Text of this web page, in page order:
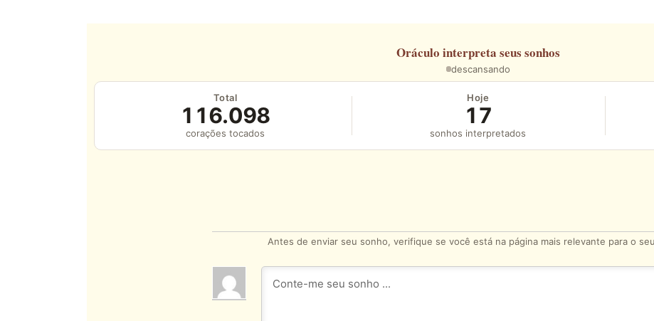
Oráculo interpreta seus sonhos
descansando
Total
116.098
corações tocados
Hoje
17
sonhos interpretados
Antes de enviar seu sonho, verifique se você está na página mais relevante para o